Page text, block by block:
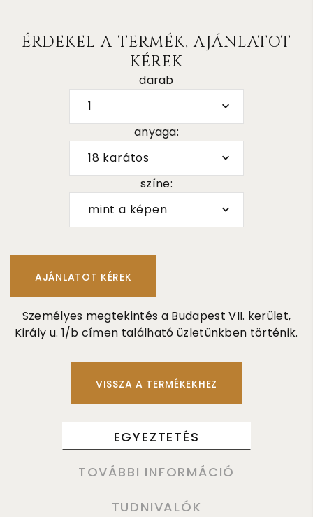
ÉRDEKEL A TERMÉK, AJÁNLATOT
KÉREK
darab
1
anyaga:
18 karátos
színe:
mint a képen
Személyes megtekintés a Budapest VII. kerület,
Király u. 1/b címen található üzletünkben történik.
VISSZA A TERMÉKEKHEZ
EGYEZTETÉS
TOVÁBBI INFORMÁCIÓ
TUDNIVALÓK